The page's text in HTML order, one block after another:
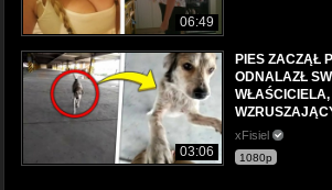
06:49
03:06
PIES ZACZĄŁ
ODNALAZŁ
xFisiel
1080p